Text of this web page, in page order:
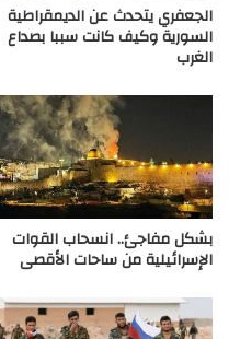
الجعفري يتحدث عن الديمقراطية
السورية وكيف كانت سببا بصداع
الغرب
بشكل مفاجئ.. انسحاب القوات
الإسرائيلية من ساحات الأقصى